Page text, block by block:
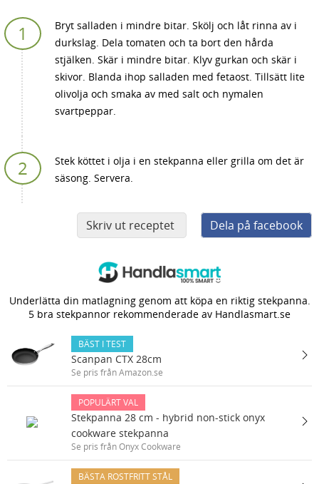
Bryt salladen i mindre bitar. Skölj och låt rinna av i
durkslag. Dela tomaten och ta bort den hårda
stjälken. Skär i mindre bitar. Klyv gurkan och skär i
skivor. Blanda ihop salladen med fetaost. Tillsätt lite
olivolja och smaka av med salt och nymalen
svartpeppar.
Stek köttet i olja i en stekpanna eller grilla om det är
säsong. Servera.
Skriv ut receptet Dela på facebook
Underlätta din matlagning genom att köpa en riktig stekpanna.
5 bra stekpannor rekommenderade av Handlasmart.se
BÄST I TEST
Scanpan CTX 28cm
Se pris från Amazon.se
POPULÄRT VAL
Stekpanna 28 cm - hybrid non-stick onyx
cookware stekpanna
Se pris från Onyx Cookware
BÄSTA ROSTFRITT STÅL